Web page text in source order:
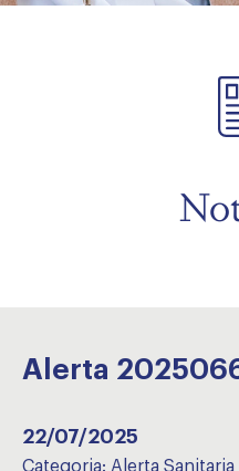
Alerta
22/07/2025
Categoria: Alerta Sanitaria